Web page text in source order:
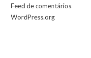
Feed de comentários
WordPress.org